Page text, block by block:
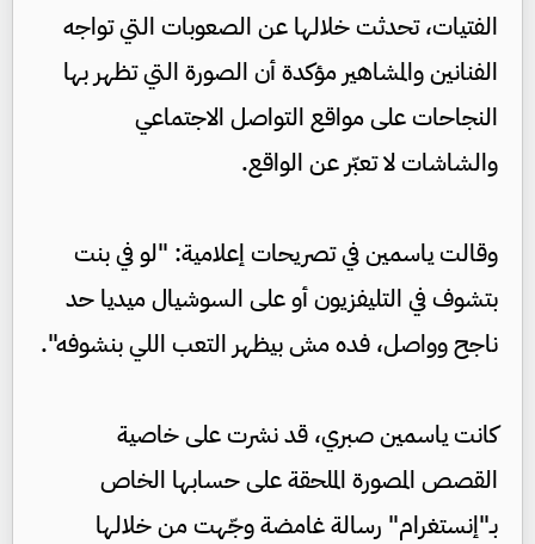
الفتيات، تحدثت خلالها عن الصعوبات التي تواجه
الفنانين والمشاهير مؤكدة أن الصورة التي تظهر بها
النجاحات على مواقع التواصل الاجتماعي
والشاشات لا تعبّر عن الواقع.
وقالت ياسمين في تصريحات إعلامية: "لو في بنت
بتشوف في التليفزيون أو على السوشيال ميديا حد
ناجح وواصل، فده مش بيظهر التعب اللي بنشوفه".
كانت ياسمين صبري، قد نشرت على خاصية
القصص المصورة الملحقة على حسابها الخاص
بـ"إنستغرام" رسالة غامضة وجّهت من خلالها